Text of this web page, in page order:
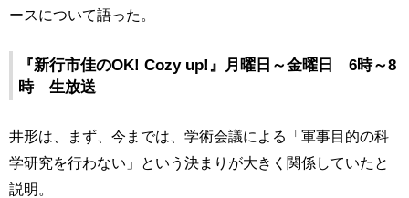
ースについて語った。
『新行市佳のOK! Cozy up!』月曜日～金曜日 6時～8
時 生放送
井形は、まず、今までは、学術会議による「軍事目的の科
学研究を行わない」という決まりが大きく関係していたと
説明。